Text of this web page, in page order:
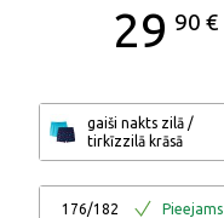
29 90 €
gaiši nakts zilā /
tirkīzzilā krāsā
176/182 Pieejams